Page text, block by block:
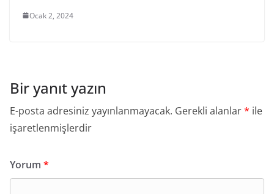
Ocak 2, 2024
Bir yanıt yazın
E-posta adresiniz yayınlanmayacak. Gerekli alanlar* ile
işaretlenmişlerdir
Yorum *